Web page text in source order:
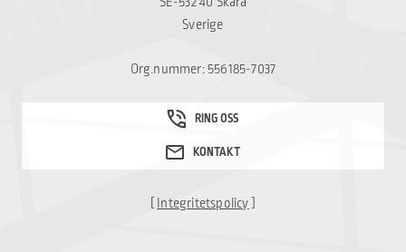
Sverige
Org.nummer: 556185-7037
[Integritetspolicy]